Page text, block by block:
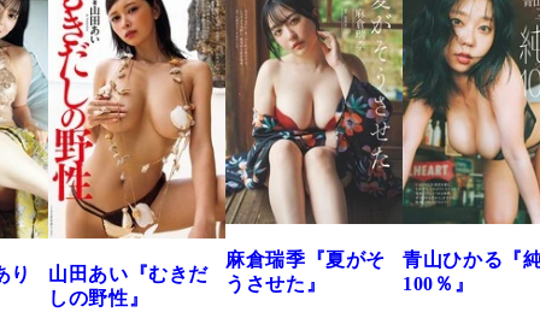
だ
麻倉瑞季『夏がそ
うさせた』
青山ひかる『純度
100％』
溝端 葵『もう
つの、あおい
で。』
2026年08月09日